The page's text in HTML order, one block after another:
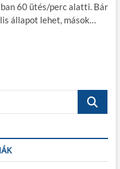
60 ütés/perc alatti. Bár
állapot lehet, mások…
r
h